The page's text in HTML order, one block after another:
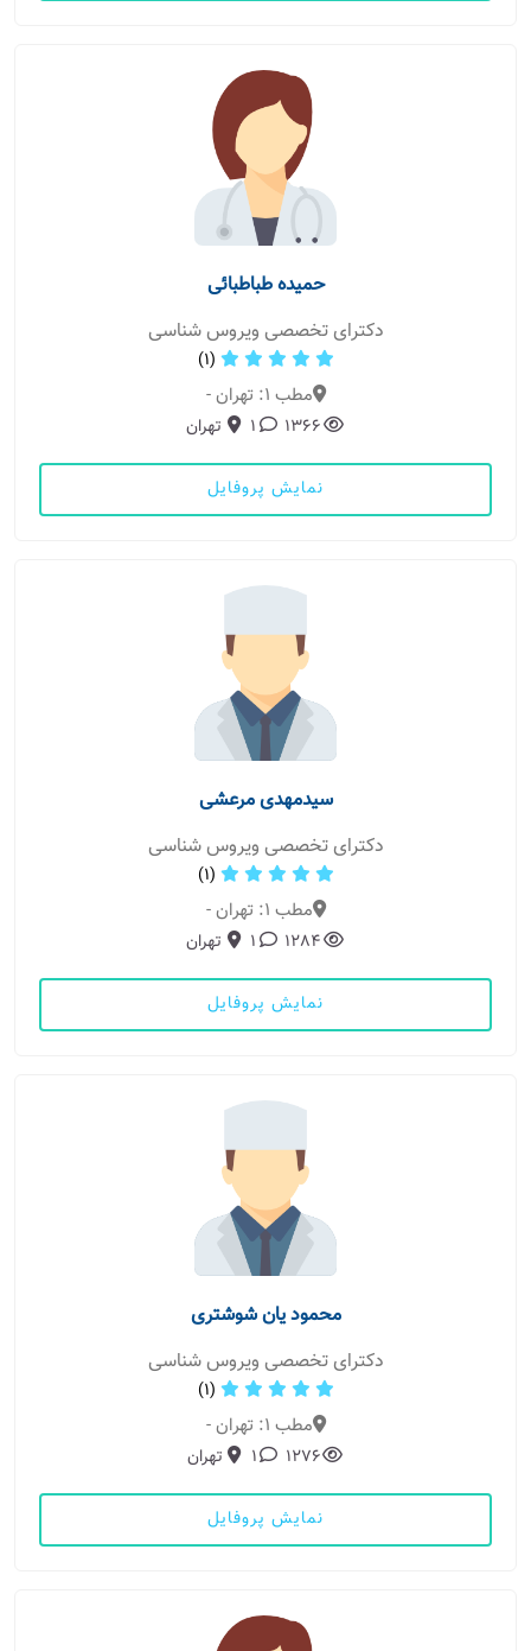
حمیده طباطبائی
دکترای تخصصی ویروس شناسی
(1)
مطب 1: تهران -
1366
1 تهران
نمایش پروفایل
سیدمهدی مرعشی
دکترای تخصصی ویروس شناسی
(1)
مطب 1: تهران -
1284
1 تهران
نمایش پروفایل
محمود یان شوشتری
دکترای تخصصی ویروس شناسی
(1)
مطب 1: تهران -
1276
1 تهران
نمایش پروفایل